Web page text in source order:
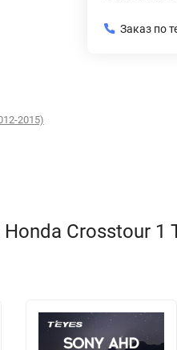
2015)
Заказ по
Crosstour 1